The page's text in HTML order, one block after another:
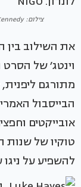
צילום: Elliot James Kennedy, באדיבות מוזיאון העיצוב לונדון. NIGO
את השילוב בין
וינטג׳ של
מתורגם
הבייסבול
אובייקטים
טוקיו של
להשפיע על ניגו